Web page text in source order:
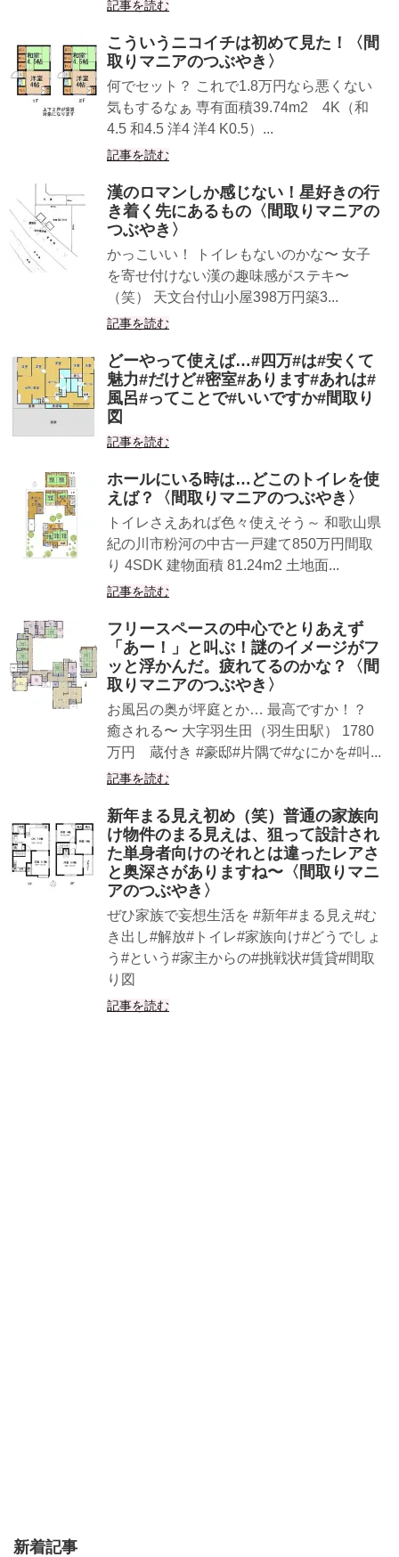
記事を読む
こういうニコイチは初めて見た！〈間
取りマニアのつぶやき〉
何でセット？ これで1.8万円なら悪くない
気もするなぁ 専有面積39.74m2 4K（和
4.5 和4.5 洋4 洋4 K0.5）...
記事を読む
漢のロマンしか感じない！星好きの行
き着く先にあるもの〈間取りマニアの
つぶやき〉
かっこいい！ トイレもないのかな〜 女子
を寄せ付けない漢の趣味感がステキ〜
（笑） 天文台付山小屋398万円築3...
記事を読む
どーやって使えば…#四万#は#安くて
魅力#だけど#密室#あります#あれは#
風呂#ってことで#いいですか#間取り
図
記事を読む
ホールにいる時は…どこのトイレを使
えば？〈間取りマニアのつぶやき〉
トイレさえあれば色々使えそう～ 和歌山県
紀の川市粉河の中古一戸建て850万円間取
り 4SDK 建物面積 81.24m2 土地面...
記事を読む
フリースペースの中心でとりあえず
「あー！」と叫ぶ！謎のイメージがフ
ッと浮かんだ。疲れてるのかな？〈間
取りマニアのつぶやき〉
お風呂の奥が坪庭とか… 最高ですか︎！？
癒される〜 大字羽生田（羽生田駅） 1780
万円 蔵付き #豪邸#片隅で#なにかを#叫...
記事を読む
新年まる見え初め（笑）普通の家族向
け物件のまる見えは、狙って設計され
た単身者向けのそれとは違ったレアさ
と奥深さがありますね〜〈間取りマニ
アのつぶやき〉
ぜひ家族で妄想生活を #新年#まる見え#む
き出し#解放#トイレ#家族向け#どうでしょ
う#という#家主からの#挑戦状#賃貸#間取
り図
記事を読む
新着記事